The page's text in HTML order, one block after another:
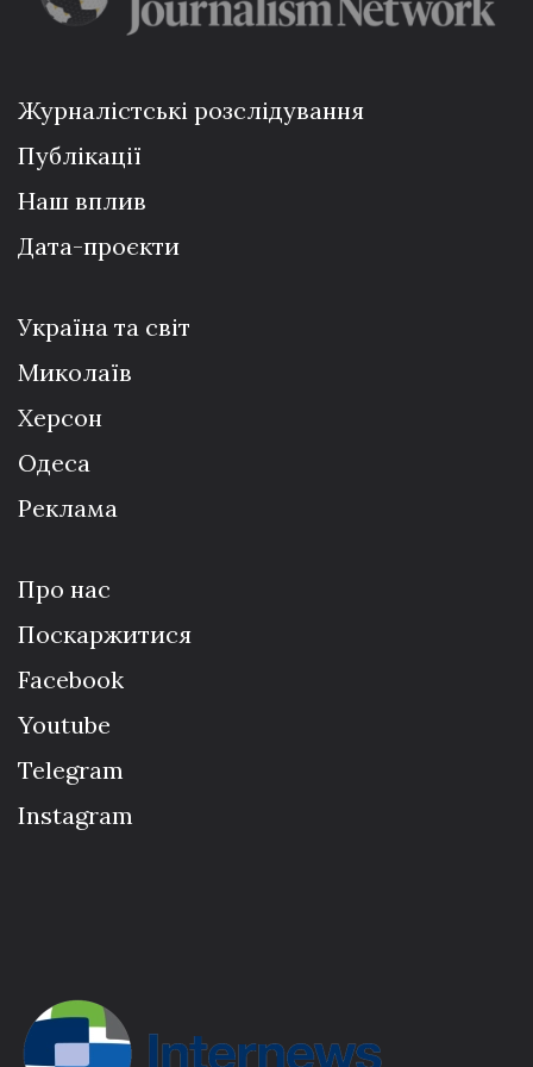
Журналістські розслідування
Публікації
Наш вплив
Дата-проєкти
Україна та світ
Миколаїв
Херсон
Одеса
Реклама
Про нас
Поскаржитися
Facebook
Youtube
Telegram
Instagram